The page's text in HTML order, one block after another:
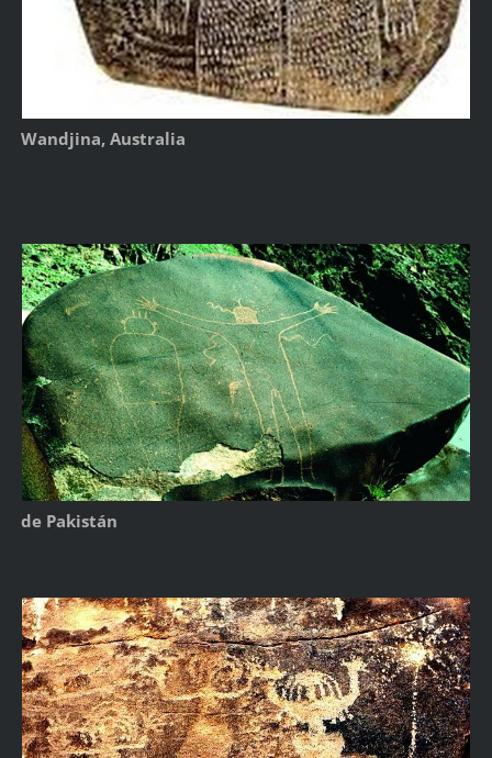
Wandjina, Australia
de Pakistán